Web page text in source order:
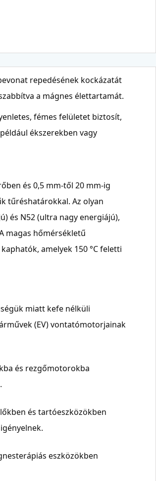
repedésének kockázatát
a mágnes élettartamát.
fémes felületet biztosít,
ékszerekben vagy
és 0,5 mm-től 20 mm-ig
tűréshatárokkal. Az olyan
és N52 (ultra nagy energiájú),
magas hőmérsékletű
amelyek 150 °C feletti
miatt kefe nélküli
(EV) vontatómotorjainak
és rezgőmotorokba
és tartóeszközökben
eszközökben